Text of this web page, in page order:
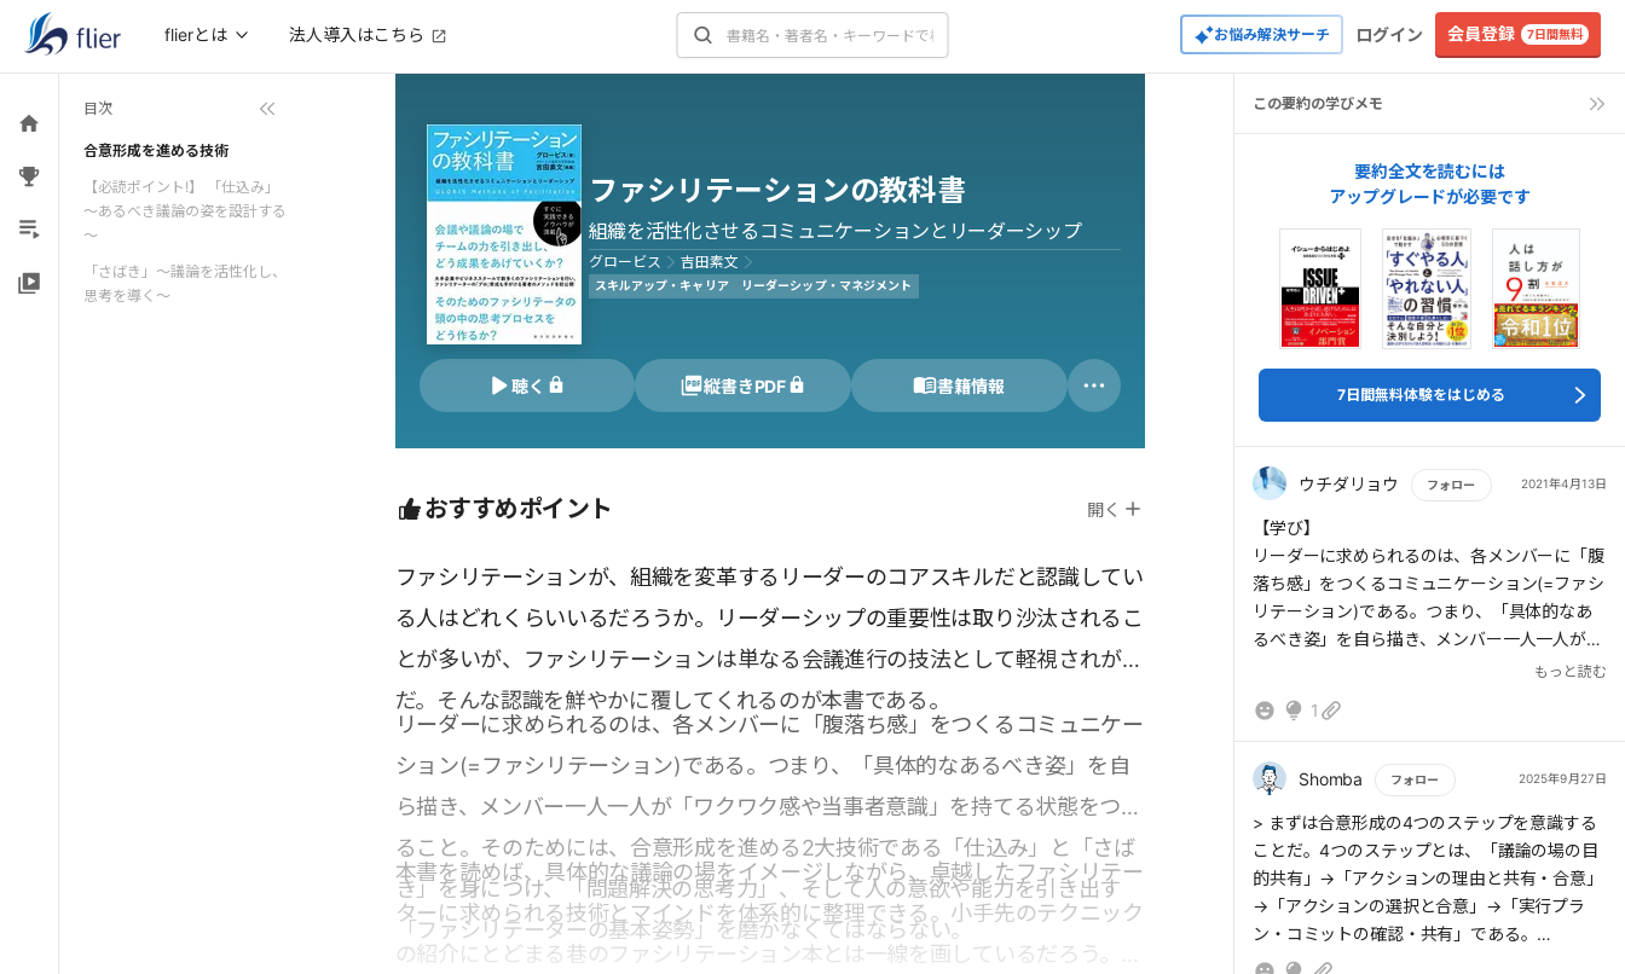
flierとは 法人導入はこちら お悩み解決サーチ ログイン 会員登録 7日間無料
目次
合意形成を進める技術
【必読ポイント!】 「仕込み」
～あるべき議論の姿を設計する
～
「さばき」～議論を活性化し、
思考を導く～
ファシリテーションの教科書
組織を活性化させるコミュニケーションとリーダーシップ
グロービス 吉田素文
スキルアップ・キャリア リーダーシップ・マネジメント
聴く 縦書きPDF 書籍情報
おすすめポイント 開く
ファシリテーションが、組織を変革するリーダーのコアスキルだと認識してい
る人はどれくらいいるだろうか。リーダーシップの重要性は取り沙汰されるこ
とが多いが、ファシリテーションは単なる会議進行の技法として軽視されがち
だ。そんな認識を鮮やかに覆してくれるのが本書である。
リーダーに求められるのは、各メンバーに「腹落ち感」をつくるコミュニケー
ション(=ファシリテーション)である。つまり、「具体的なあるべき姿」を自
ら描き、メンバー一人一人が「ワクワク感や当事者意識」を持てる状態をつく
ること。そのためには、合意形成を進める2大技術である「仕込み」と「さば
き」を身につけ、「問題解決の思考力」、そして人の意欲や能力を引き出す
「ファシリテーターの基本姿勢」を磨かなくてはならない。
本書を読めば、具体的な議論の場をイメージしながら、卓越したファシリテー
ターに求められる技術とマインドを体系的に整理できる。小手先のテクニック
の紹介にとどまる巷のファシリテーション本とは一線を画しているだろう。ど
この要約の学びメモ
要約全文を読むには
アップグレードが必要です
7日間無料体験をはじめる
ウチダリョウ フォロー 2021年4月13日
もっと読む
【学び】
リーダーに求められるのは、各メンバーに「腹
落ち感」をつくるコミュニケーション(=ファシ
リテーション)である。つまり、「具体的なあ
るべき姿」を自ら描き、メンバー一人一人が
「ワクワク感や当事者意識」を持てる状態をつ
大技術である「仕込み」と「さばき」を身につ
能力を引き出す「ファシリテーターの基本姿
「仕込み」に重要なのは、①議論の出発点と
到達点を明確にする、②参加者の状況を把握
する、③議論すべき論点を広く洗い出し、絞
り、深める の3点である。
もっと読む
1
Shomba フォロー 2025年9月27日
もっと読む
> まずは合意形成の4つのステップを意識する
ことだ。4つのステップとは、「議論の場の目
的共有」→「アクションの理由と共有・合意」
→「アクションの選択と合意」→「実行プラ
ン・コミットの確認・共有」である。